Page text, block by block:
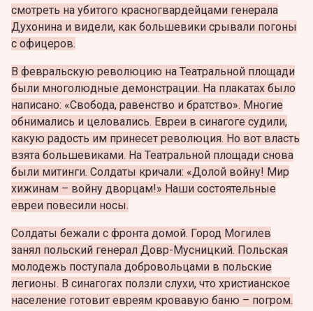
смотреть на убитого красногвардейцами генерала
Духонина и видели, как большевики срывали погоны
с офицеров.
В февральскую революцию на Театральной площади
были многолюдные демонстрации. На плакатах было
написано: «Свобода, равенство и братство». Многие
обнимались и целовались. Евреи в синагоге судили,
какую радость им принесет революция. Но вот власть
взята большевиками. На Театральной площади снова
были митинги. Солдаты кричали: «Долой войну! Мир
хижинам – войну дворцам!» Наши состоятельные
евреи повесили носы.
Солдаты бежали с фронта домой. Город Могилев
занял польский генерал Довр-Мусницкий. Польская
молодежь поступала добровольцами в польские
легионы. В синагогах ползли слухи, что христианское
население готовит евреям кровавую баню – погром.